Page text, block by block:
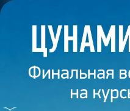
Главная /Банк слайдов /